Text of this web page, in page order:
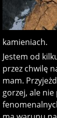
kamieniach.
Jestem od
przez chwilę
mam.
gorzej, ale